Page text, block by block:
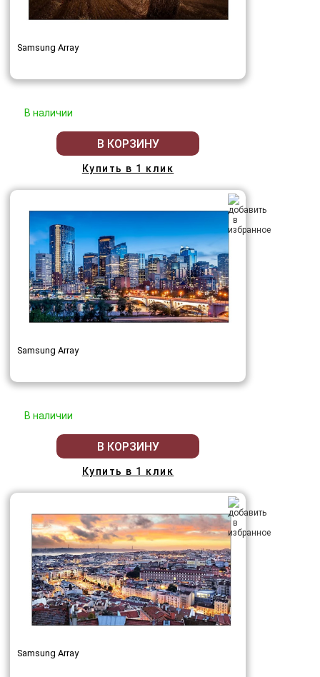
Samsung Array
В наличии
В КОРЗИНУ
Купить в 1 клик
Samsung Array
В наличии
В КОРЗИНУ
Купить в 1 клик
Samsung Array